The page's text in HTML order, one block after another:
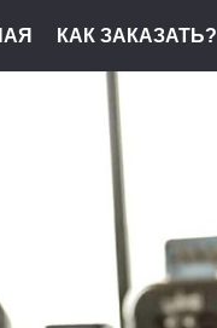
КАК ЗАКАЗАТЬ?